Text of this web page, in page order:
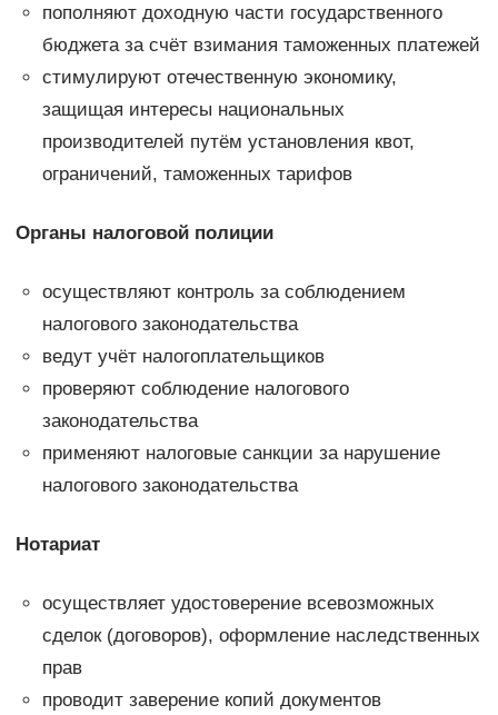
пополняют доходную части государственного
бюджета за счёт взимания таможенных платежей
стимулируют отечественную экономику,
защищая интересы национальных
производителей путём установления квот,
ограничений, таможенных тарифов
Органы налоговой полиции
осуществляют контроль за соблюдением
налогового законодательства
ведут учёт налогоплательщиков
проверяют соблюдение налогового
законодательства
применяют налоговые санкции за нарушение
налогового законодательства
Нотариат
осуществляет удостоверение всевозможных
сделок (договоров), оформление наследственных
прав
проводит заверение копий документов